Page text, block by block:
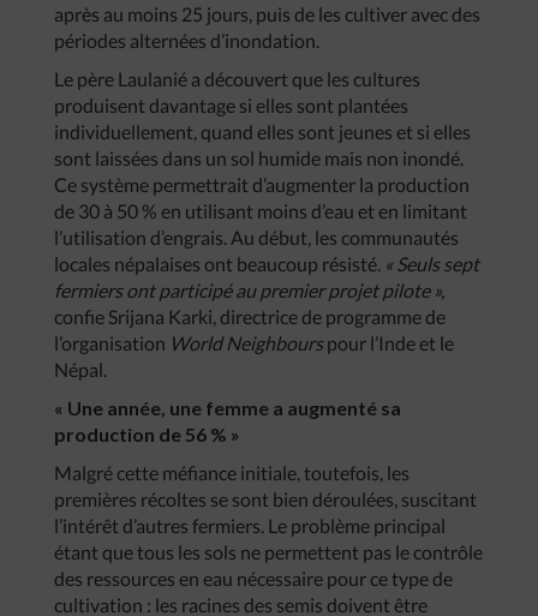
après au moins 25 jours, puis de les cultiver avec des
périodes alternées d’inondation.
Le père Laulanié a découvert que les cultures
produisent davantage si elles sont plantées
individuellement, quand elles sont jeunes et si elles
sont laissées dans un sol humide mais non inondé.
Ce système permettrait d’augmenter la production
de 30 à 50 % en utilisant moins d’eau et en limitant
l’utilisation d’engrais. Au début, les communautés
locales népalaises ont beaucoup résisté. « Seuls sept
fermiers ont participé au premier projet pilote »,
confie Srijana Karki, directrice de programme de
l’organisation World Neighbourspour l’Inde et le
Népal.
« Une année, une femme a augmenté sa
production de 56 % »
Malgré cette méfiance initiale, toutefois, les
premières récoltes se sont bien déroulées, suscitant
l’intérêt d’autres fermiers. Le problème principal
étant que tous les sols ne permettent pas le contrôle
des ressources en eau nécessaire pour ce type de
cultivation : les racines des semis doivent être